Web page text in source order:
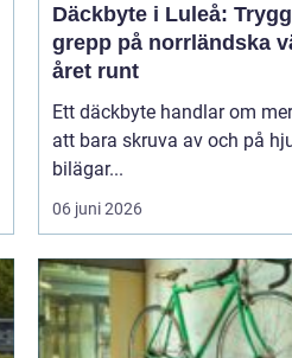
Däckbyte i Luleå:
grepp på norrländska
året runt
Ett däckbyte handlar om
att bara skruva av och på
bilägar...
06 juni 2026